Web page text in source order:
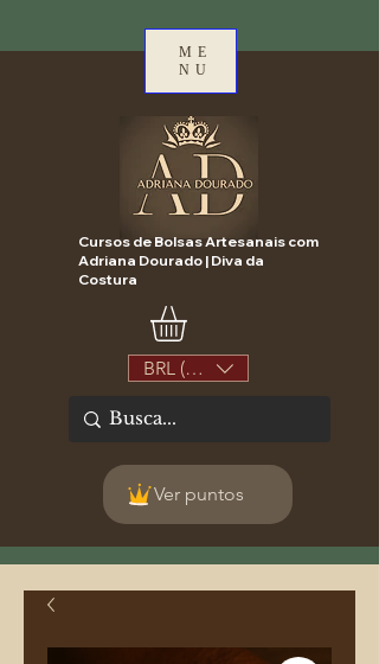
ME
NU
Cursos de Bolsas Artesanais com
Adriana Dourado | Diva da
Costura
BRL (R$)
Ver puntos